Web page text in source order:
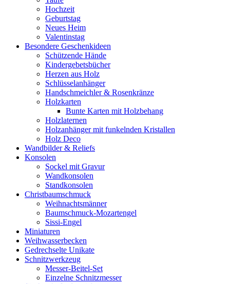
Hochzeit
Geburtstag
Neues Heim
Valentinstag
Besondere Geschenkideen
Schützende Hände
Kindergebetsbücher
Herzen aus Holz
Schlüsselanhänger
Handschmeichler & Rosenkränze
Holzkarten
Bunte Karten mit Holzbehang
Holzlaternen
Holzanhänger mit funkelnden Kristallen
Holz Deco
Wandbilder & Reliefs
Konsolen
Sockel mit Gravur
Wandkonsolen
Standkonsolen
Christbaumschmuck
Weihnachtsmänner
Baumschmuck-Mozartengel
Sissi-Engel
Miniaturen
Weihwasserbecken
Gedrechselte Unikate
Schnitzwerkzeug
Messer-Beitel-Set
Einzelne Schnitzmesser